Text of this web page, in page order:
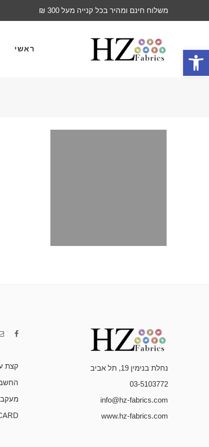
פתח סרגל נגישות
משלוח חינם ומהיר בכל קנייה מעל 300 ₪
ראשי
נחלת בנימין 19, תל אביב
03-5103772
info@hz-fabrics.com
www.hz-fabrics.com
קצת